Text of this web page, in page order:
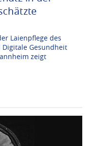
Laienpflege des
Gesundheit
zeigt